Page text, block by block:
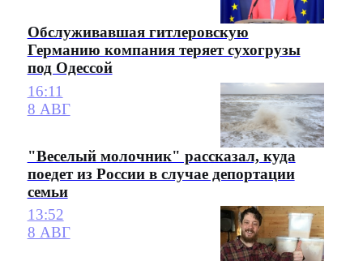
Обслуживавшая гитлеровскую
Германию компания теряет сухогрузы
под Одессой
16:11
8 АВГ
"Веселый молочник" рассказал, куда
поедет из России в случае депортации
семьи
13:52
8 АВГ